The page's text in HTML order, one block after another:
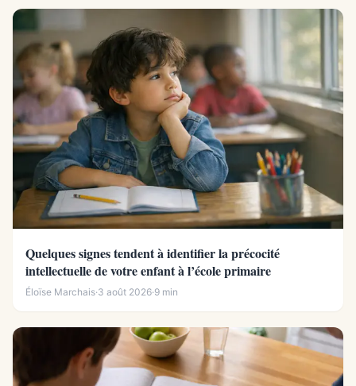
Quelques signes tendent à identifier la précocité
intellectuelle de votre enfant à l’école primaire
Éloïse Marchais·3 août 2026·9 min